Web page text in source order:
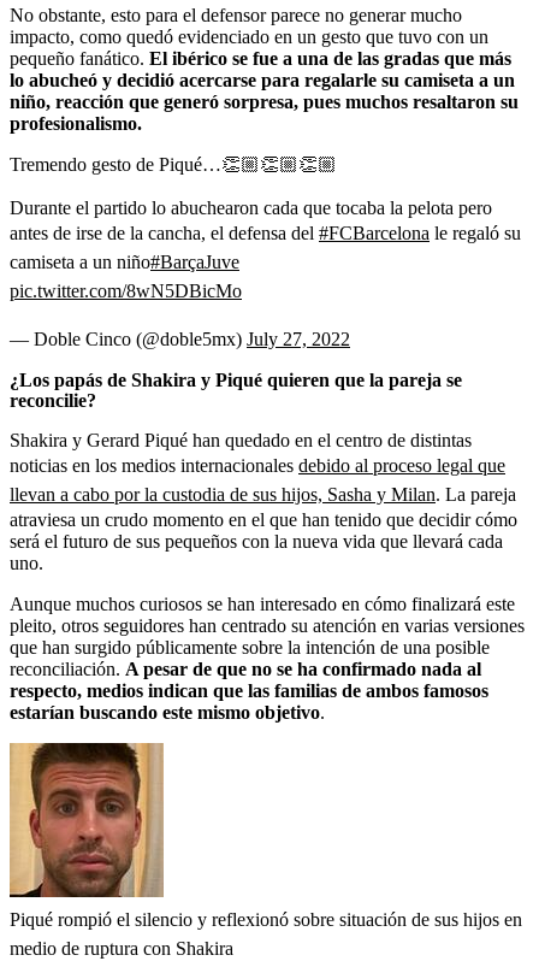
No obstante, esto para el defensor parece no generar mucho
impacto, como quedó evidenciado en un gesto que tuvo con un
pequeño fanático. El ibérico se fue a una de las gradas que más
lo abucheó y decidió acercarse para regalarle su camiseta a un
niño, reacción que generó sorpresa, pues muchos resaltaron su
profesionalismo.
Tremendo gesto de Piqué…👏🏼👏🏼👏🏼
Durante el partido lo abuchearon cada que tocaba la pelota pero
antes de irse de la cancha, el defensa del #FCBarcelona le regaló su
camiseta a un niño#BarçaJuve
pic.twitter.com/8wN5DBicMo
— Doble Cinco (@doble5mx) July 27, 2022
¿Los papás de Shakira y Piqué quieren que la pareja se
reconcilie?
Shakira y Gerard Piqué han quedado en el centro de distintas
noticias en los medios internacionales debido al proceso legal que
llevan a cabo por la custodia de sus hijos, Sasha y Milan. La pareja
atraviesa un crudo momento en el que han tenido que decidir cómo
será el futuro de sus pequeños con la nueva vida que llevará cada
uno.
Aunque muchos curiosos se han interesado en cómo finalizará este
pleito, otros seguidores han centrado su atención en varias versiones
que han surgido públicamente sobre la intención de una posible
reconciliación. A pesar de que no se ha confirmado nada al
respecto, medios indican que las familias de ambos famosos
estarían buscando este mismo objetivo.
Piqué rompió el silencio y reflexionó sobre situación de sus hijos en
medio de ruptura con Shakira